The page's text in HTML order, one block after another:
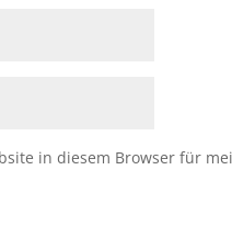
in diesem Browser für